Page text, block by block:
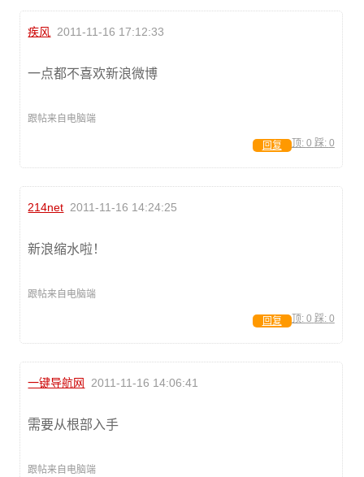
疾风 2011-11-16 17:12:33
一点都不喜欢新浪微博
跟帖来自电脑端
顶: 0 踩: 0
回复
214net 2011-11-16 14:24:25
新浪缩水啦！
跟帖来自电脑端
顶: 0 踩: 0
回复
一键导航网 2011-11-16 14:06:41
需要从根部入手
跟帖来自电脑端